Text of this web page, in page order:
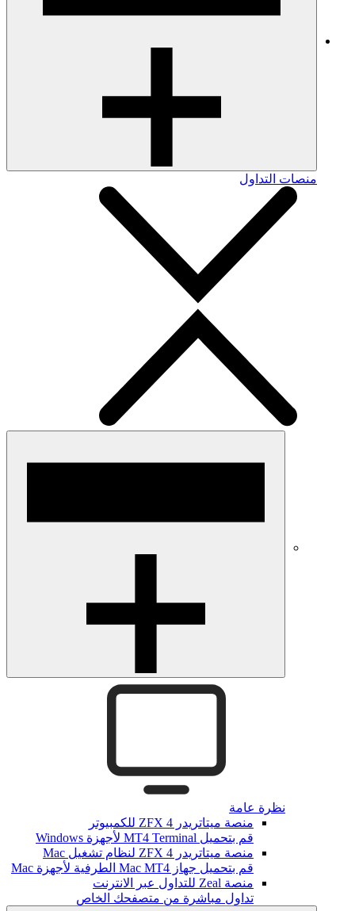
منصات التداول
نظرة عامة
منصة ميتاتريدر ZFX 4 للكمبيوتر
قم بتحميل MT4 Terminal لأجهزة Windows
منصة ميتاتريدر ZFX 4 لنظام تشغيل Mac
قم بتحميل جهاز Mac MT4 الطرفية لأجهزة Mac
منصة Zeal للتداول عبر الانترنت
تداول مباشرة من متصفحك الخاص